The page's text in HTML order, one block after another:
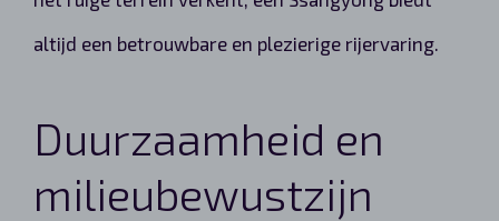
altijd een betrouwbare en plezierige rijervaring.
Duurzaamheid en
milieubewustzijn